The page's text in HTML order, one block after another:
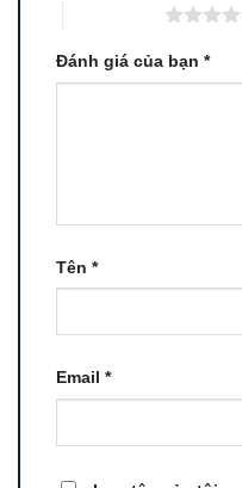
Đánh giá của bạn *
Tên *
Email *